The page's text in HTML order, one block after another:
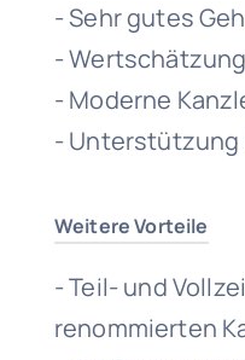
- Sehr gutes
-
- Moderne
- Unterstützung
Weitere Vorteile
- Teil- und
renommierten